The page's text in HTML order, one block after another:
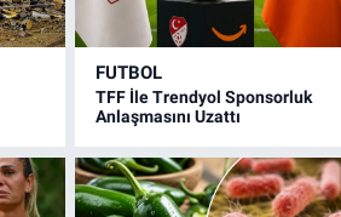
FUTBOL
TFF İle Trendyol Sponsorluk
Anlaşmasını Uzattı